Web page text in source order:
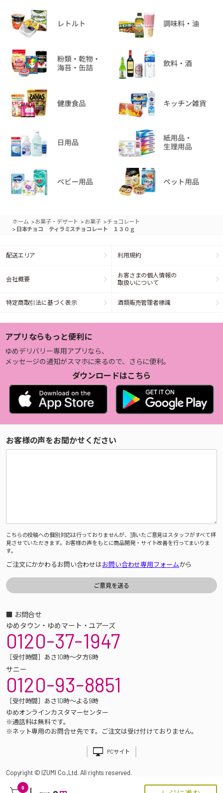
0
ホーム >お菓子・デザート > お菓子 >チョコレート
> 日本チョコ ティラミスチョコレート １３０ｇ
配送エリア 利用規約
会社概要
お客さまの個人情報の
取扱いについて
特定商取引法に基づく表示 酒類販売管理者標識
アプリならもっと便利に
ゆめデリバリー専用アプリなら、
メッセージの通知がスマホに来るので、さらに便利。
ダウンロードはこちら
お客様の声をお聞かせください
こちらの投稿への個別対応は行っておりませんが、頂いたご意見はスタッフがすべて拝
見させていただきます。お客様の声をもとに商品開発・サイト改善を行ってまいりま
す。
ご注文にかかわるお問い合わせはお問い合わせ専用フォームから
■ お問合せ
ゆめタウン・ゆめマート・ユアーズ
0120-37-1947
［受付時間］あさ10時～夕方6時
サニー
0120-93-8851
［受付時間］あさ10時～よる9時
ゆめオンラインカスタマーセンター
※通話料は無料です。
※ネット専用のお問合せ先です。ご注文は受け付けておりません。
PCサイト
Copyright © IZUMI Co.,Ltd. All rights reserved.